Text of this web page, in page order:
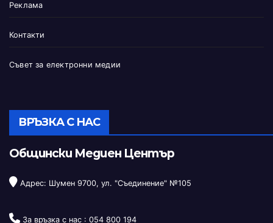
Реклама
Контакти
Съвет за електронни медии
ВРЪЗКА С НАС
Общински Медиен Център
Адрес: Шумен 9700, ул. "Съединение" №105
За връзка с нас : 054 800 194